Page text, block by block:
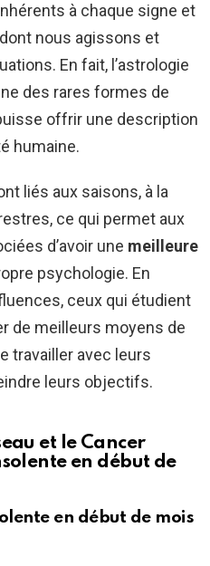
à chaque signe et
nous agissons et
En fait, l’astrologie
des rares formes de
offrir une description
humaine.
liés aux saisons, à la
ce qui permet aux
d’avoir une meilleure
psychologie. En
ceux qui étudient
de meilleurs moyens de
travailler avec leurs
leurs objectifs.
et le Cancer
en début de
en début de mois